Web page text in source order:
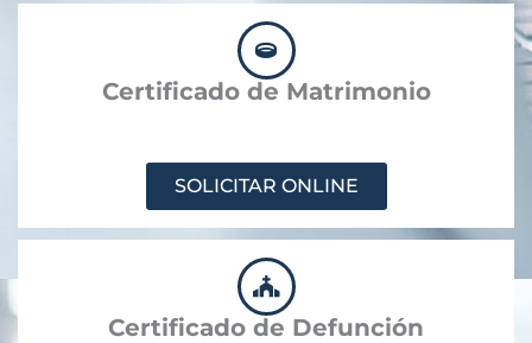
Certificado de Matrimonio
SOLICITAR ONLINE
Certificado de Defunción